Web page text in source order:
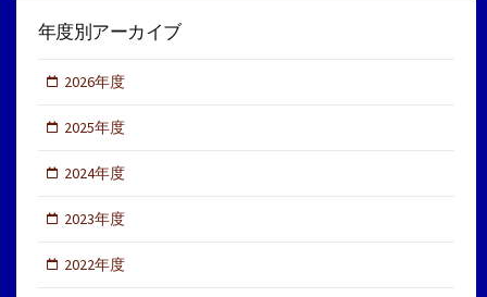
年度別アーカイブ
2026年度
2025年度
2024年度
2023年度
2022年度